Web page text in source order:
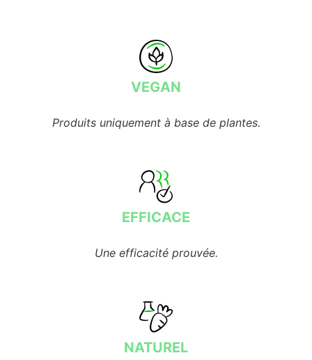
VEGAN
Produits uniquement à base de plantes.
EFFICACE
Une efficacité prouvée.
NATUREL